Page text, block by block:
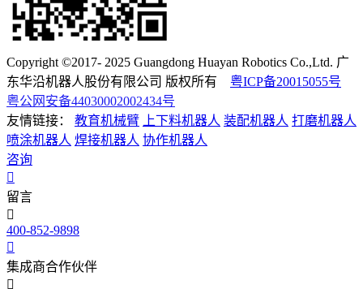
Copyright ©2017- 2025 Guangdong Huayan Robotics Co.,Ltd. 广
东华沿机器人股份有限公司 版权所有 粤ICP备20015055号
粤公网安备44030002002434号
友情链接：
教育机械臂 上下料机器人 装配机器人 打磨机器人
喷涂机器人 焊接机器人 协作机器人
咨询
留言
400-852-9898
集成商合作伙伴